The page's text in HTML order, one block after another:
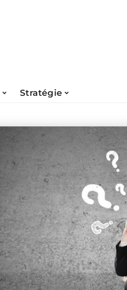
Stratégie